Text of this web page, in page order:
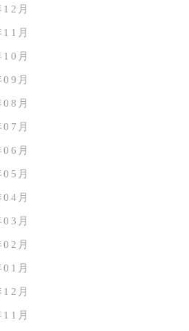
月
月
月
月
月
月
月
月
月
月
月
月
月
月